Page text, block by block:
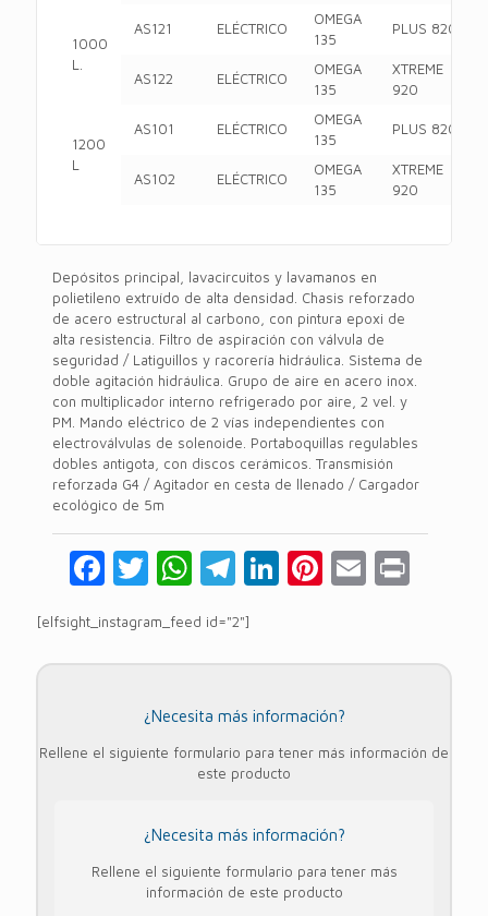
1000
L.
AS121 ELÉCTRICO
OMEGA
135
PLUS 820
AS122 ELÉCTRICO
OMEGA
135
XTREME
920
1200
L
AS101 ELÉCTRICO
OMEGA
135
PLUS 820
AS102 ELÉCTRICO
OMEGA
135
XTREME
920
Depósitos principal, lavacircuitos y lavamanos en
polietileno extruído de alta densidad. Chasis reforzado
de acero estructural al carbono, con pintura epoxi de
alta resistencia. Filtro de aspiración con válvula de
seguridad / Latiguillos y racorería hidráulica. Sistema de
doble agitación hidráulica. Grupo de aire en acero inox.
con multiplicador interno refrigerado por aire, 2 vel. y
PM. Mando eléctrico de 2 vías independientes con
electroválvulas de solenoide. Portaboquillas regulables
dobles antigota, con discos cerámicos. Transmisión
reforzada G4 / Agitador en cesta de llenado / Cargador
ecológico de 5m
Facebook
Twitter
WhatsApp
Telegram
LinkedIn
Pinterest
Email
[elfsight_instagram_feed id="2"]
¿Necesita más información?
Rellene el siguiente formulario para tener más información de
este producto
¿Necesita más información?
Rellene el siguiente formulario para tener más
información de este producto